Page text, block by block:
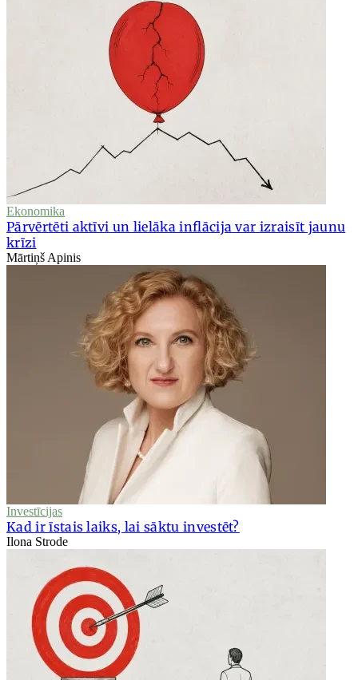
Ekonomika
Pārvērtēti aktīvi un lielāka inflācija var izraisīt jaunu
krīzi
Mārtiņš Apinis
Investīcijas
Kad ir īstais laiks, lai sāktu investēt?
Ilona Strode